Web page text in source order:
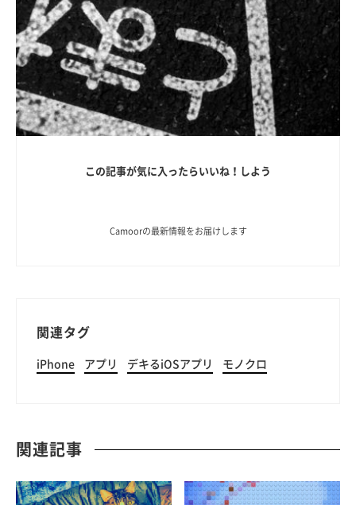
この記事が気に入ったらいいね！しよう
Camoorの最新情報をお届けします
関連タグ
iPhone アプリ デキるiOSアプリ モノクロ
関連記事